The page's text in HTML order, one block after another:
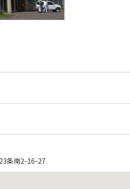
条南2-16-27